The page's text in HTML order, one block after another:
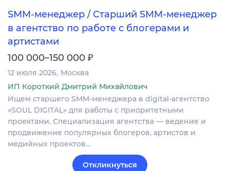
SMM-менеджер / Старший SMM-менеджер
в агентство по работе с блогерами и
артистами
100 000–150 000 ₽
12 июля 2026 Москва
ИП Короткий Дмитрий Михайлович
Ищем старшего SMM-менеджера в digital-агентство
«SOUL DIGITAL» для работы с приоритетными
проектами. Специализация агентства — ведение и
продвижение популярных блогеров, артистов и
медийных проектов…
Откликнуться